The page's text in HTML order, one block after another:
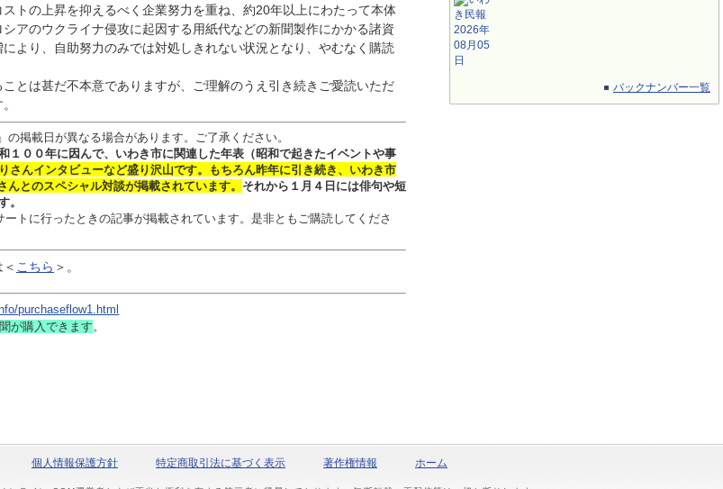
バックナンバー一覧
トの上昇を抑えるべく企業努力を重ね、約20年以上にわたって本体
アのウクライナ侵攻に起因する用紙代などの新聞製作にかかる諸資
より、自助努力のみでは対処しきれない状況となり、やむなく購読
とは甚だ不本意でありますが、ご理解のうえ引き続きご愛読いただ
掲載日が異なる場合があります。ご了承ください。
１００年に因んで、いわき市に関連した年表（昭和で起きたイベントや事
さんインタビューなど盛り沢山です。
もちろん昨年に引き続き、いわき市
んとのスペシャル対談が掲載されています。 それから１月４日には俳句や短
。
トに行ったときの記事が掲載されています。是非ともご購読してくださ
＜ こちら ＞。
purchaseflow1.html
が購入できます。
個人情報保護方針 特定商取引法に基づく表示 著作権情報 ホーム